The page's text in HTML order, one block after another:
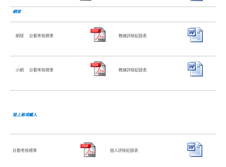
網球
網球 計劃考核標準 教練評核紀錄表
小網 計劃考核標準 教練評核紀錄表
陸上兩項鐵人
計劃考核標準 個人評核紀錄表